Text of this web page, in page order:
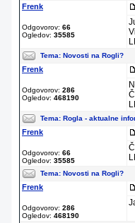
Frenk
Odgovorov: 66
Ogledov: 35585
Tema: Novosti na Rogli?
Frenk
Odgovorov: 286
Ogledov: 468190
Tema: Rogla - aktualne
Frenk
Odgovorov: 66
Ogledov: 35585
Tema: Novosti na Rogli?
Frenk
Odgovorov: 286
Ogledov: 468190